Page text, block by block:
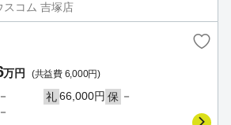
スコム 吉塚店
万円 (共益費 6,000円)
－ 礼66,000円 保 －
－